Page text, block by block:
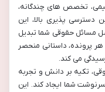
تخصص های چندگانه،
پذیری بالا، این
مسائل حقوقی شما تبدیل
پرونده، داستانی منحصر
می کند.
تکیه بر دانش و تجربه
شما ایجاد کند. این